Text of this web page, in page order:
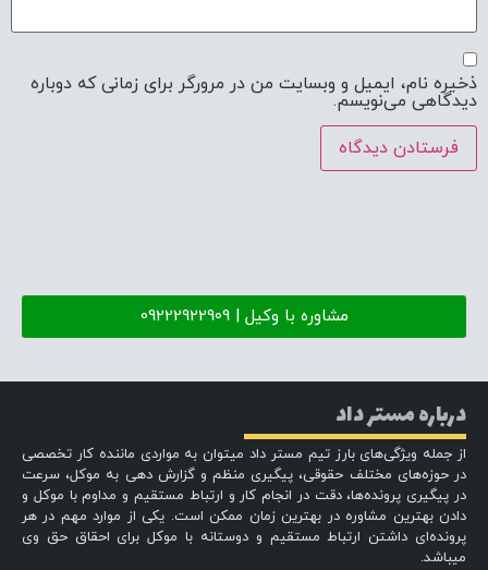
ذخیره نام، ایمیل و وبسایت من در مرورگر برای زمانی که دوباره
دیدگاهی می‌نویسم.
مشاوره با وکیل | 09222922909
درباره مستر داد
از جمله ویژگی‌های بارز تیم مستر داد میتوان به مواردی ماننده کار تخصصی
در حوزه‌های مختلف حقوقی، پیگیری منظم و گزارش دهی به موکل، سرعت
در پیگیری پرونده‌ها، دقت در انجام کار و ارتباط مستقیم و مداوم با موکل و
دادن بهترین مشاوره در بهترین زمان ممکن است. یکی از موارد مهم در هر
پرونده‌ای داشتن ارتباط مستقیم و دوستانه با موکل برای احقاق حق وی
میباشد.